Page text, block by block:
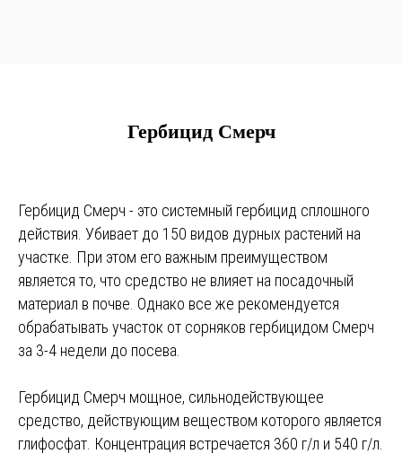
Гербицид Смерч
Гербицид Смерч - это системный гербицид сплошного
действия. Убивает до 150 видов дурных растений на
участке. При этом его важным преимуществом
является то, что средство не влияет на посадочный
материал в почве. Однако все же рекомендуется
обрабатывать участок от сорняков гербицидом Смерч
за 3-4 недели до посева.
Гербицид Смерч мощное, сильнодействующее
средство, действующим веществом которого является
глифосфат. Концентрация встречается 360 г/л и 540 г/л.